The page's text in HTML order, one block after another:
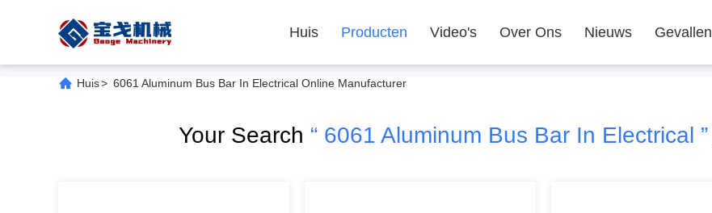
Huis Producten Video's Over Ons Nieuws Gevallen
Huis> 6061 Aluminum Bus Bar In Electrical Online Manufacturer
Your Search “ 6061 Aluminum Bus Bar In Electrical ”